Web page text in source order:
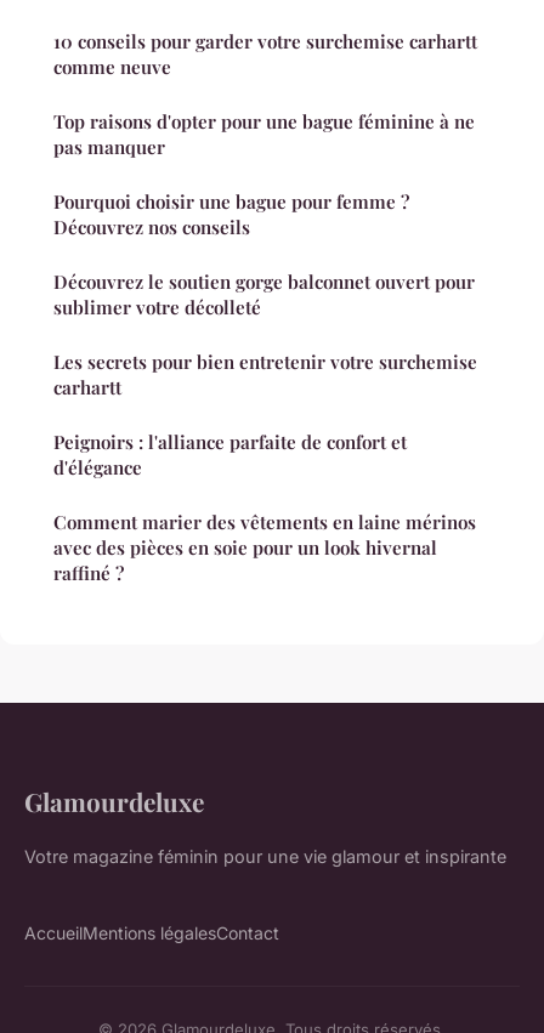
10 conseils pour garder votre surchemise carhartt
comme neuve
Top raisons d'opter pour une bague féminine à ne
pas manquer
Pourquoi choisir une bague pour femme ?
Découvrez nos conseils
Découvrez le soutien gorge balconnet ouvert pour
sublimer votre décolleté
Les secrets pour bien entretenir votre surchemise
carhartt
Peignoirs : l'alliance parfaite de confort et
d'élégance
Comment marier des vêtements en laine mérinos
avec des pièces en soie pour un look hivernal
raffiné ?
Glamourdeluxe
Votre magazine féminin pour une vie glamour et inspirante
AccueilMentions légalesContact